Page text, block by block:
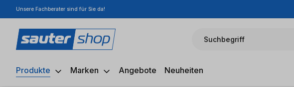
Hauptinhalt springen
Zur Suche springen
Zur Hauptnavigation springen
Unsere Fachberater sind für Sie da!
Suchbegriff
Produkte Marken Angebote Neuheiten